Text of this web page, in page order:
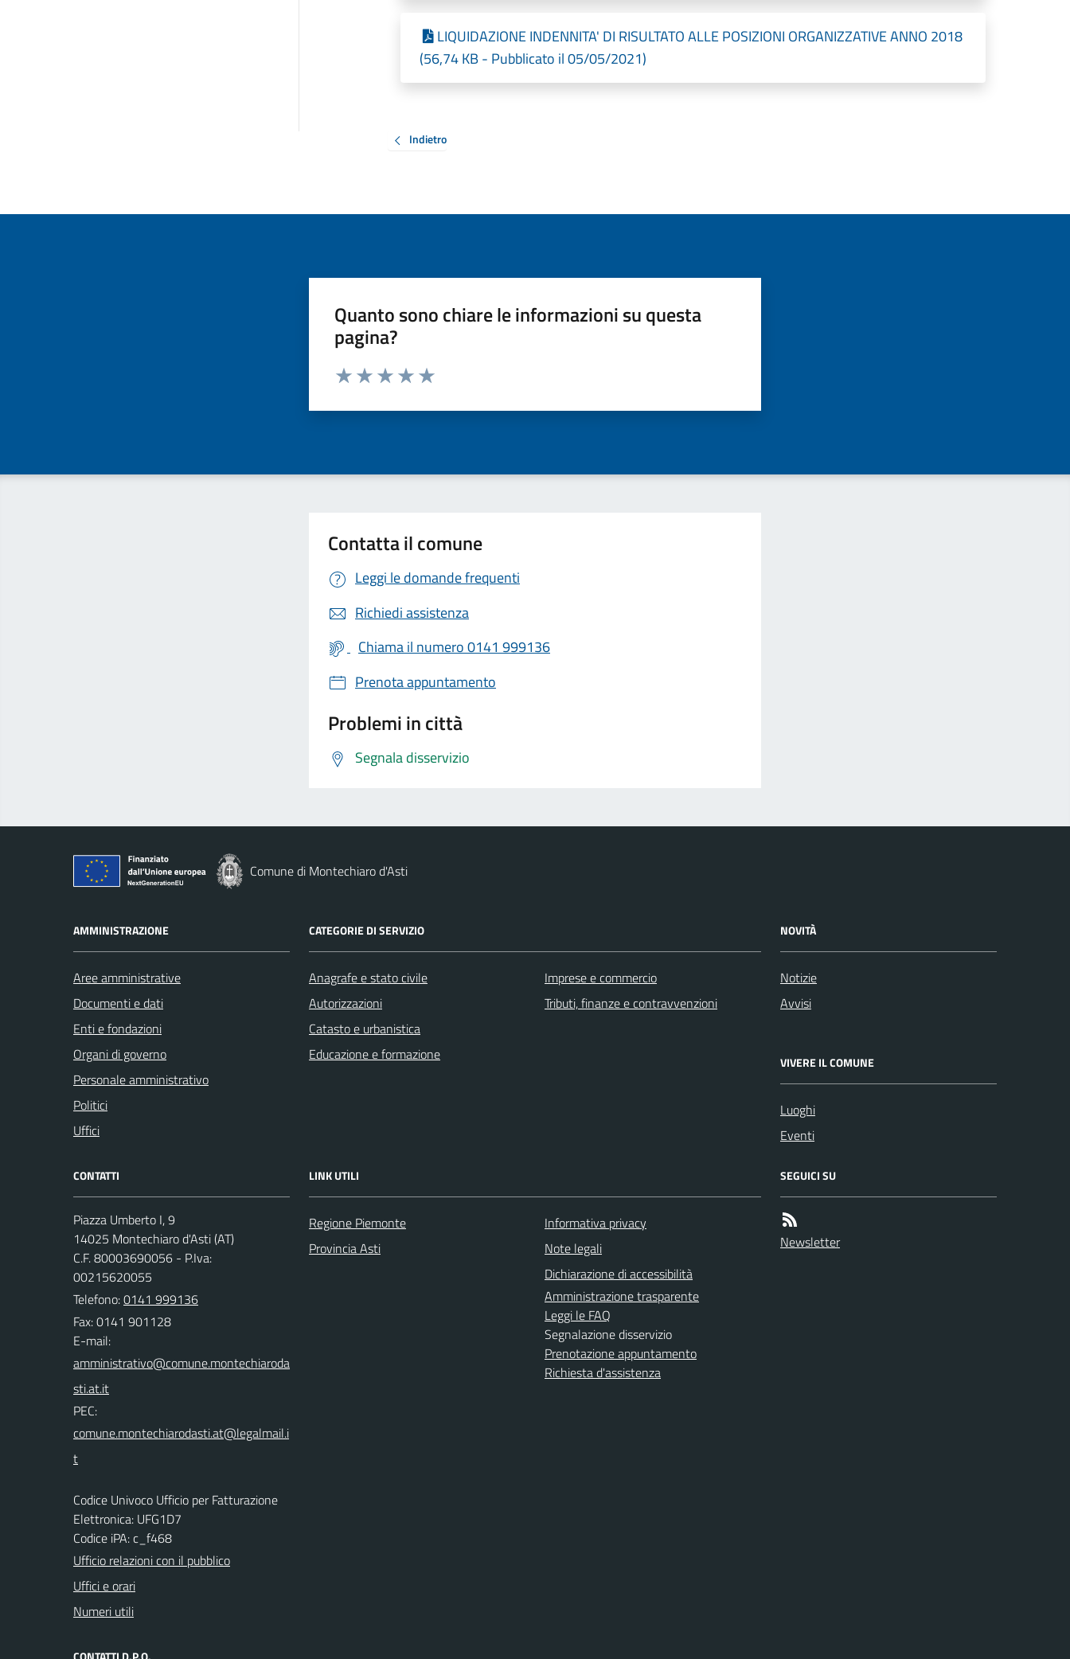
LIQUIDAZIONE INDENNITA' DI RISULTATO ALLE POSIZIONI ORGANIZZATIVE ANNO 2018
(56,74 KB - Pubblicato il 05/05/2021)
Indietro
Quanto sono chiare le informazioni su questa
pagina?
Valuta da 1 a 5 stelle la pagina
Contatta il comune
Leggi le domande frequenti
Richiedi assistenza
Chiama il numero 0141 999136
Prenota appuntamento
Problemi in città
Segnala disservizio
Comune di Montechiaro d'Asti
AMMINISTRAZIONE
Aree amministrative
Documenti e dati
Enti e fondazioni
Organi di governo
Personale amministrativo
Politici
Uffici
CATEGORIE DI SERVIZIO
Anagrafe e stato civile
Autorizzazioni
Catasto e urbanistica
Educazione e formazione
Imprese e commercio
Tributi, finanze e contravvenzioni
NOVITÀ
Notizie
Avvisi
VIVERE IL COMUNE
Luoghi
Eventi
CONTATTI
Piazza Umberto I, 9
14025 Montechiaro d'Asti (AT)
C.F. 80003690056 - P.Iva:
00215620055
Telefono:0141 999136
Fax: 0141 901128
E-mail:
PEC:
Codice Univoco Ufficio per Fatturazione
Elettronica: UFG1D7
Codice iPA: c_f468
Ufficio relazioni con il pubblico
Uffici e orari
Numeri utili
LINK UTILI
Regione Piemonte
Provincia Asti
Informativa privacy
Note legali
Dichiarazione di accessibilità
Amministrazione trasparente
Leggi le FAQ
Segnalazione disservizio
Prenotazione appuntamento
Richiesta d'assistenza
SEGUICI SU
Newsletter